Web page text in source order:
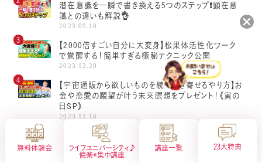
会社概要 特定商取引法に基づく表示
プライバシーポリシー サイトマップ
無料体験会
ライフユニバーシティ♪
億楽®︎集中講座
講座一覧 23大特典
潜在意識を一瞬で書き換える5つのステップ❗顕在意
識との違いも解説👌
2023.09.10
【2000倍すごい自分に大変身】松果体活性化ワーク
で覚醒する！簡単すぎる極秘テクニック公開
2023.12.20
【宇宙通販から欲しいものを続々引き寄せるやり方】お
金や恋愛の願望が叶う未来瞑想をプレゼント！《寅の
日SP》
2023.12.16
【1%しか知らないムドラーで大覚醒🌟】強力すぎる願
望成就の裏技《一粒万倍日》
2024.10.05